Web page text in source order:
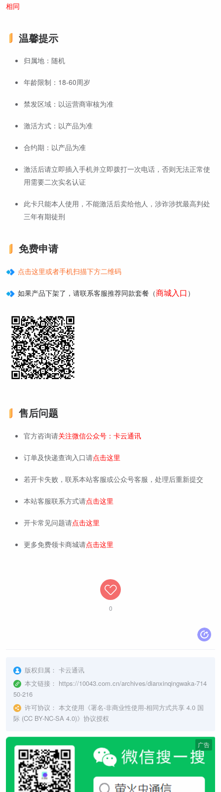
相同
温馨提示
归属地：随机
年龄限制：18-60周岁
禁发区域：以运营商审核为准
激活方式：以产品为准
合约期：以产品为准
激活后请立即插入手机并立即拨打一次电话，否则无法正常使
用需要二次实名认证
此卡只能本人使用，不能激活后卖给他人，涉诈涉扰最高判处
三年有期徒刑
免费申请
点击这里或者手机扫描下方二维码
如果产品下架了，请联系客服推荐同款套餐（商城入口 ）
售后问题
官方咨询请关注微信公众号：卡云通讯
订单及快递查询入口请点击这里
若开卡失败，联系本站客服或公众号客服，处理后重新提交
本站客服联系方式请点击这里
开卡常见问题请点击这里
更多免费领卡商城请点击这里
0
版权归属： 卡云通讯
本文链接： https://10043.com.cn/archives/dianxinqingwaka-714
50-216
许可协议： 本文使用《署名-非商业性使用-相同方式共享 4.0 国
际 (CC BY-NC-SA 4.0)》协议授权
广告